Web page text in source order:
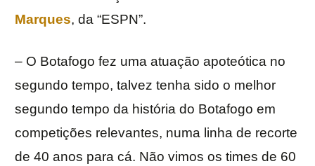
Marques, da “ESPN”.
– O Botafogo fez uma atuação apoteótica no
segundo tempo, talvez tenha sido o melhor
segundo tempo da história do Botafogo em
competições relevantes, numa linha de recorte
de 40 anos para cá. Não vimos os times de 60